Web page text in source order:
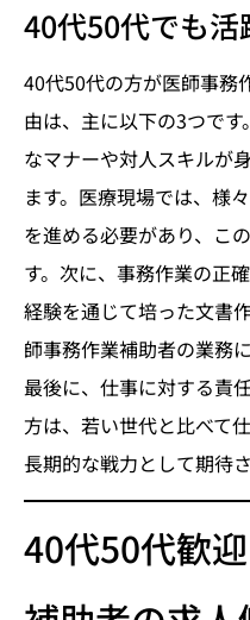
40代50代でも活
40代50代の方が医師事務
由は、主に以下の3つで
なマナーや対人スキルが
ます。医療現場では、様
を進める必要があり、こ
す。次に、事務作業の正
経験を通じて培った文書
師事務作業補助者の業務
最後に、仕事に対する責
方は、若い世代と比べて
長期的な戦力として期待
40代50代歓